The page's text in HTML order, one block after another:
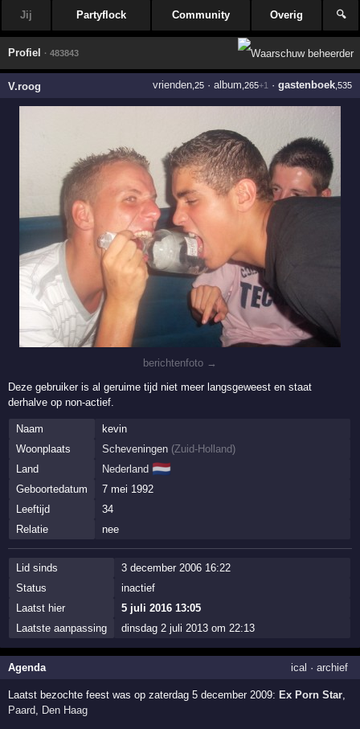
Jij Partyflock Community Overig 🔍
Profiel · 483843
V.roog vrienden,25· album ,265+1 · gastenboek,535
berichtenfoto →
Deze gebruiker is al geruime tijd niet meer langsgeweest en staat
derhalve op non-actief.
Naam
kevin
Woonplaats
Scheveningen (Zuid-Holland)
Land
Nederland 🇳🇱
Geboortedatum
7 mei 1992
Leeftijd
34
Relatie
nee
Lid sinds
3 december 2006 16:22
Status
inactief
Laatst hier
5 juli 2016 13:05
Laatste aanpassing
dinsdag 2 juli 2013 om 22:13
Agenda ical · archief
Laatst bezochte feest was op zaterdag 5 december 2009: Ex Porn Star,
Paard, Den Haag